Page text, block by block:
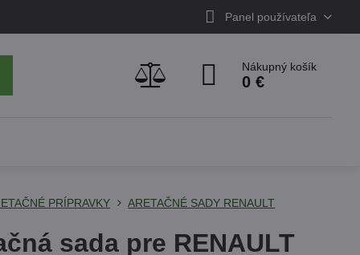
Panel používateľa
Nákupný košík
0 €
PRÍPRAVKY ARETAČNÉ SADY RENAULT
sada pre RENAULT